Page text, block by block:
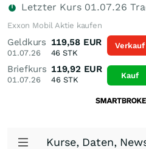
Letzter Kurs 01.07.26
Exxon Mobil Aktie kaufen
Geldkurs
01.07.26
119,58 EUR
46 STK
Briefkurs
01.07.26
119,92 EUR
46 STK
Verkauf
Kauf
Kurse, Daten,